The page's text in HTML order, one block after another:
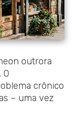
outrora
crônico
– uma vez